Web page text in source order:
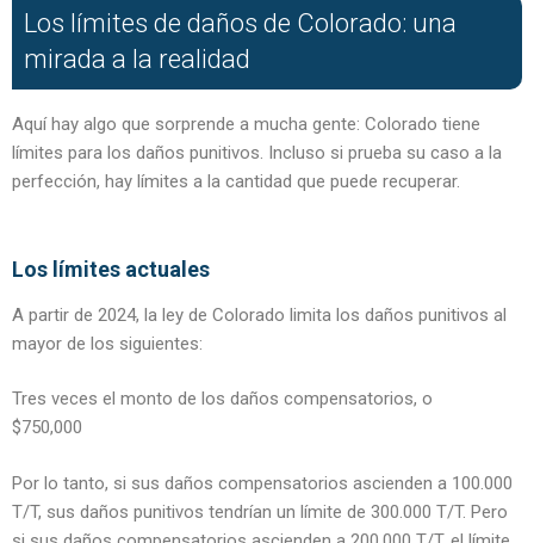
Los límites de daños de Colorado: una
mirada a la realidad
Aquí hay algo que sorprende a mucha gente: Colorado tiene
límites para los daños punitivos. Incluso si prueba su caso a la
perfección, hay límites a la cantidad que puede recuperar.
Los límites actuales
A partir de 2024, la ley de Colorado limita los daños punitivos al
mayor de los siguientes:
Tres veces el monto de los daños compensatorios, o
$750,000
Por lo tanto, si sus daños compensatorios ascienden a 100.000
T/T, sus daños punitivos tendrían un límite de 300.000 T/T. Pero